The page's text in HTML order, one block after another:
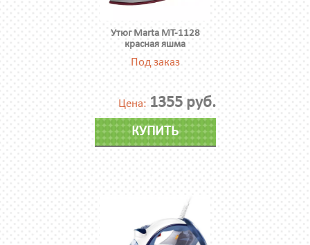
Утюг Мarta MT-1128
красная яшма
Под заказ
Цена: 1355 руб.
КУПИТЬ